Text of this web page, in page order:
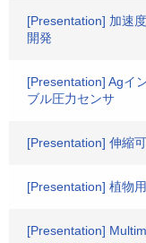
[Presentation] 加速
開発
[Presentation] Agイ
ブル圧力センサ
[Presentation] 伸縮
[Presentation] 植物
[Presentation]